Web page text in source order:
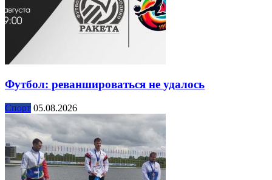
Футбол: реваншироваться не удалось
Спорт 05.08.2026